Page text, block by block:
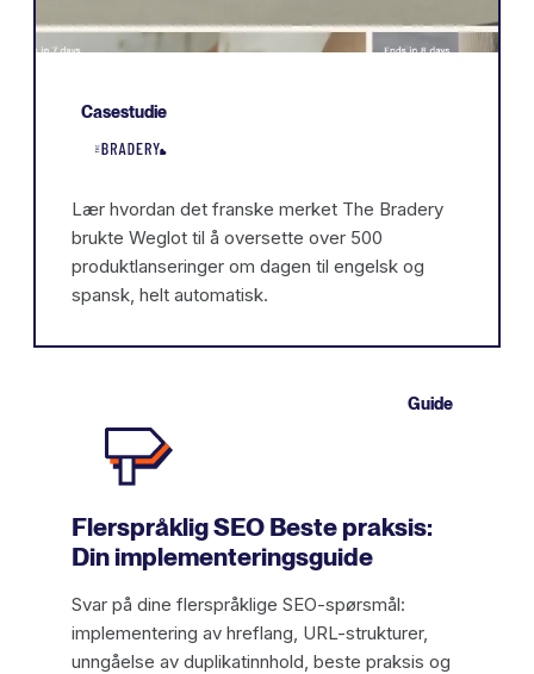
Casestudie
Lær hvordan det franske merket The Bradery
brukte Weglot til å oversette over 500
produktlanseringer om dagen til engelsk og
spansk, helt automatisk.
Guide
Flerspråklig SEO Beste praksis:
Din implementeringsguide
Svar på dine flerspråklige SEO-spørsmål:
implementering av hreflang, URL-strukturer,
unngåelse av duplikatinnhold, beste praksis og